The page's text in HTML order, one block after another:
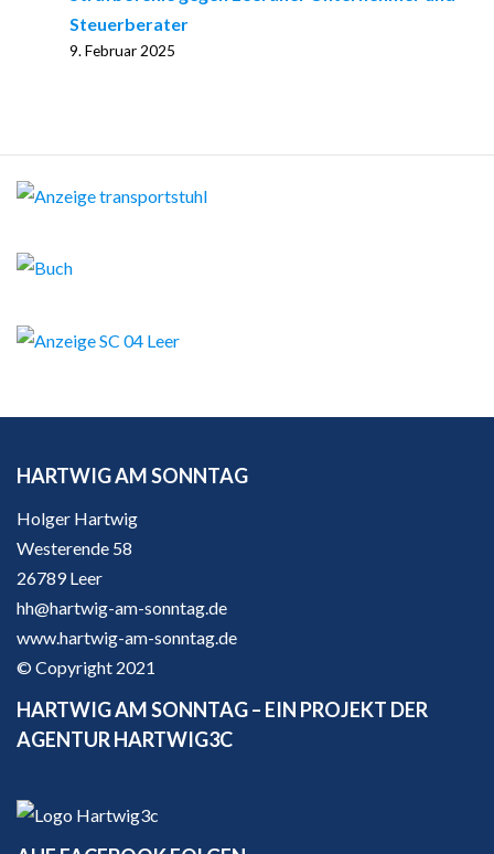
Steuerberater
9. Februar 2025
HARTWIG AM SONNTAG
Holger Hartwig
Westerende 58
26789 Leer
hh@hartwig-am-sonntag.de
www.hartwig-am-sonntag.de
© Copyright 2021
HARTWIG AM SONNTAG – EIN PROJEKT DER
AGENTUR HARTWIG3C